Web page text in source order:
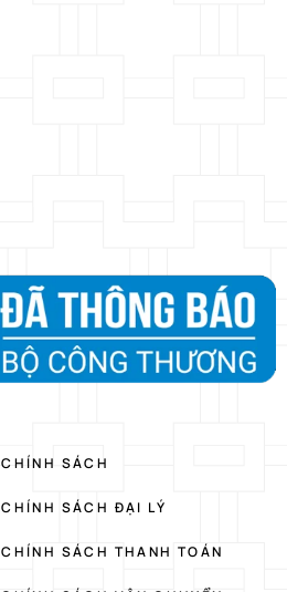
CHÍNH SÁCH
CHÍNH SÁCH ĐẠI LÝ
CHÍNH SÁCH THANH TOÁN